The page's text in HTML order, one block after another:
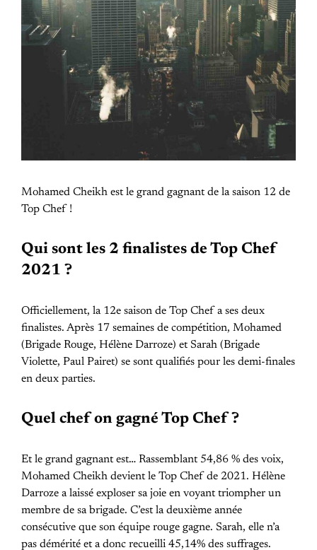
Mohamed Cheikh est le grand gagnant de la saison 12 de
Top Chef !
Qui sont les 2 finalistes de Top Chef
2021 ?
Officiellement, la 12e saison de Top Chef a ses deux
finalistes. Après 17 semaines de compétition, Mohamed
(Brigade Rouge, Hélène Darroze) et Sarah (Brigade
Violette, Paul Pairet) se sont qualifiés pour les demi-finales
en deux parties.
Quel chef on gagné Top Chef ?
Et le grand gagnant est… Rassemblant 54,86 % des voix,
Mohamed Cheikh devient le Top Chef de 2021. Hélène
Darroze a laissé exploser sa joie en voyant triompher un
membre de sa brigade. C’est la deuxième année
consécutive que son équipe rouge gagne. Sarah, elle n’a
pas démérité et a donc recueilli 45,14% des suffrages.